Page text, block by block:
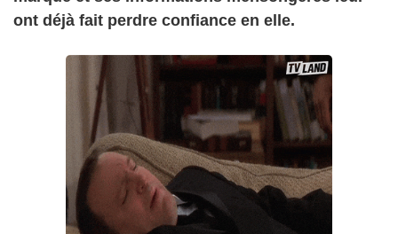
ont déjà fait perdre confiance en elle.